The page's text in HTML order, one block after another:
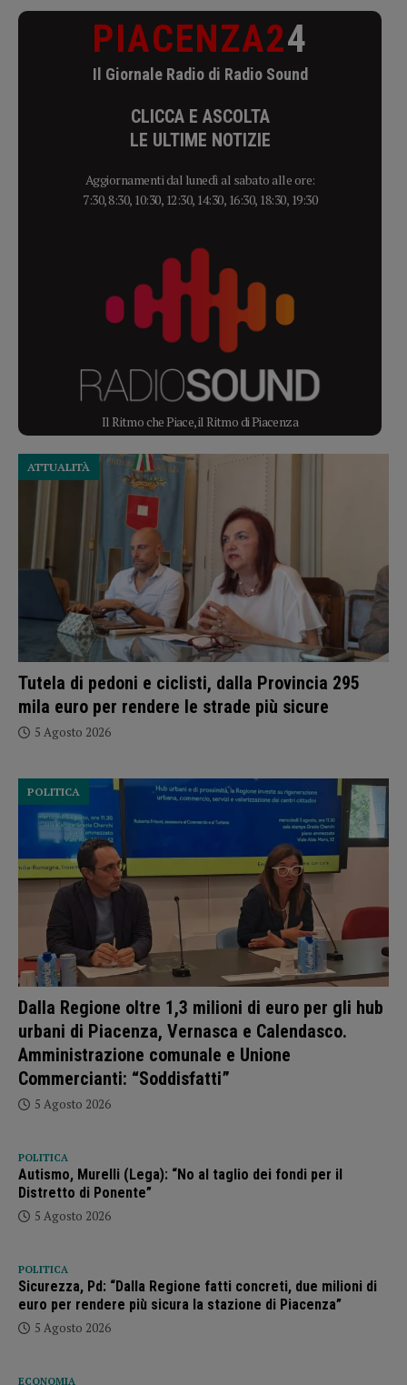
PIACENZA24
Il Giornale Radio di Radio Sound
CLICCA E ASCOLTA
LE ULTIME NOTIZIE
Aggiornamenti dal lunedì al sabato alle ore:
7:30, 8:30, 10:30, 12:30, 14:30, 16:30, 18:30, 19:30
Il Ritmo che Piace, il Ritmo di Piacenza
Tutela di pedoni e ciclisti, dalla Provincia 295
mila euro per rendere le strade più sicure
ATTUALITÀ
5 Agosto 2026
Dalla Regione oltre 1,3 milioni di euro per gli hub
urbani di Piacenza, Vernasca e Calendasco.
Amministrazione comunale e Unione
Commercianti: “Soddisfatti”
POLITICA
5 Agosto 2026
POLITICA
Autismo, Murelli (Lega): “No al taglio dei fondi per il
Distretto di Ponente”
5 Agosto 2026
POLITICA
Sicurezza, Pd: “Dalla Regione fatti concreti, due milioni di
euro per rendere più sicura la stazione di Piacenza”
5 Agosto 2026
ECONOMIA